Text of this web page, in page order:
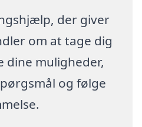
der giver
om at tage dig
dine muligheder,
og følge